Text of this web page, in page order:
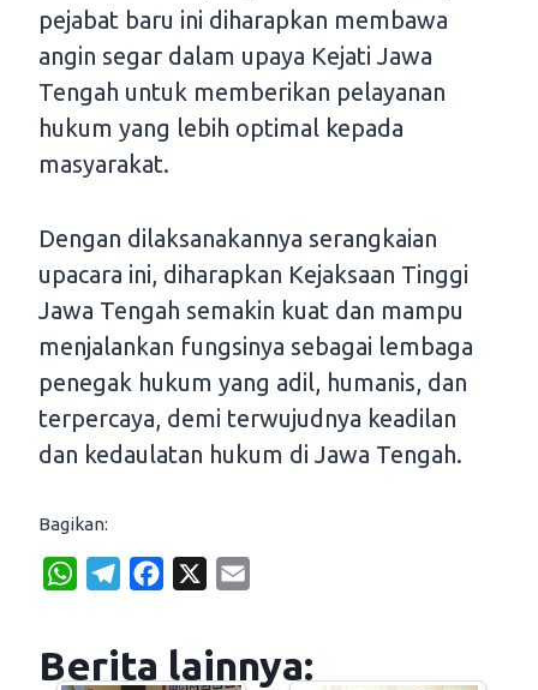
pejabat baru ini diharapkan membawa
angin segar dalam upaya Kejati Jawa
Tengah untuk memberikan pelayanan
hukum yang lebih optimal kepada
masyarakat.
Dengan dilaksanakannya serangkaian
upacara ini, diharapkan Kejaksaan Tinggi
Jawa Tengah semakin kuat dan mampu
menjalankan fungsinya sebagai lembaga
penegak hukum yang adil, humanis, dan
terpercaya, demi terwujudnya keadilan
dan kedaulatan hukum di Jawa Tengah.
Bagikan:
W
t
e
e
i
Berita lainnya: